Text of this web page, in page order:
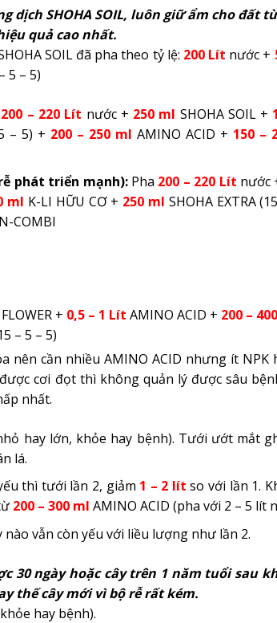
dịch SHOHA SOIL, luôn giữ ẩm cho đất từ
quả cao nhất.
SOIL đã pha theo tỷ lệ: 200 Lít nước +
5 – 5)
200 – 220 Lít nước + 250 ml SHOHA SOIL +
– 5) + 200 – 250 ml AMINO ACID + 150 –
phát triển mạnh): Pha 200 – 220 Lít nước
ml K-LI HỮU CƠ + 250 ml SHOHA EXTRA
COMBI
+ 0,5 – 1 Lít AMINO ACID + 200 –
– 5 – 5)
cần nhiều AMINO ACID nhưng ít NPK
cơi đọt thì không quản lý được sâu
nhất.
hay lớn, khỏe hay bệnh). Tưới ướt mắt
lá.
thì tưới lần 2, giảm 1 – 2 lít so với lần 1.
200 – 300 ml AMINO ACID (pha với 2 – 5 lít
vẫn còn yếu với liều lượng như lần 2.
30 ngày hoặc cây trên 1 năm tuổi sau
thế cây mới vì bộ rễ rất kém.
hay bệnh).